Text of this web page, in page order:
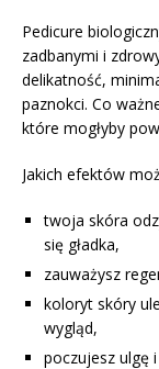
Pedicure
zadbanymi i
delikatność,
paznokci. Co
które mogłyby
Jakich efektów
twoja skóra
się gładka,
zauważysz
koloryt skóry
wygląd,
poczujesz ulgę